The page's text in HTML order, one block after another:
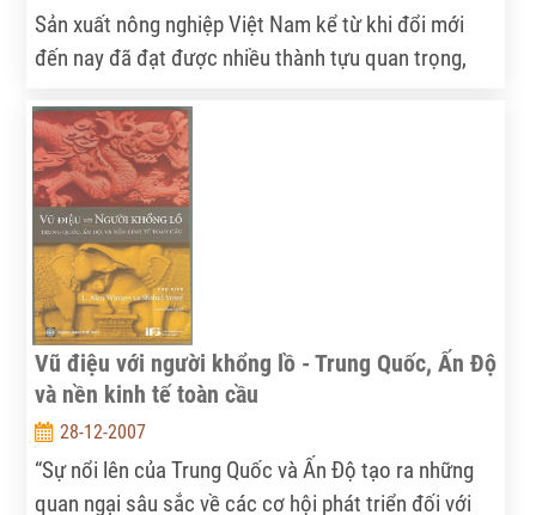
Sản xuất nông nghiệp Việt Nam kể từ khi đổi mới
đến nay đã đạt được nhiều thành tựu quan trọng,
thành một cường quốc xuất khẩu các loại nông sản.
Đó là do sự thay đổi cơ cấu sản xuất trong nông
nghiệp đã có những chuyển biến khá mạnh mẽ từ
một nền sản xuất nhỏ, tự cung tự cấp sang nền
nông nghiệp sản xuất hàng hoá trên cơ sở hình
thành nhiều vùng sản xuất các giống cây trồng và
vật nuôi có giá trị kinh tế và xuất khẩu. Nhưng nông
nghiệp Việt Nam đã và đang bộc lộ một số yếu kém
cần khắc phục như phương thức và công cụ sản
xuất còn lạc hậu, trình độ sản xuất và quản lý còn
thấp, quy mô sản xuất manh mún, quy trình sản xuất
hàng hoá thiếu đồng bộ... dẫn tới năng suất, chất
Vũ điệu với người khổng lồ - Trung Quốc, Ấn Độ
và nền kinh tế toàn cầu
28-12-2007
“Sự nổi lên của Trung Quốc và Ấn Độ tạo ra những
quan ngại sâu sắc về các cơ hội phát triển đối với